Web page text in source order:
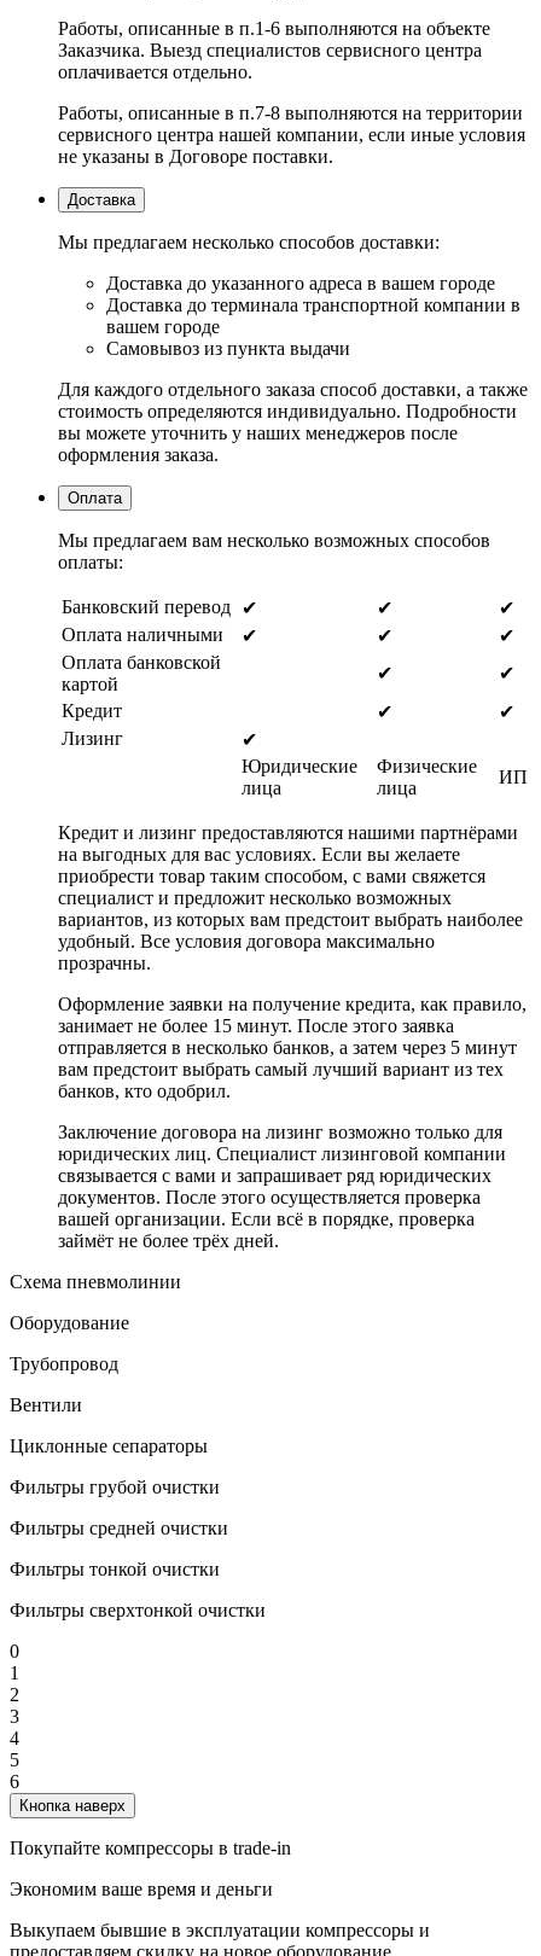
Работы, описанные в п.1-6 выполняются на объекте
Заказчика. Выезд специалистов сервисного центра
оплачивается отдельно.
Работы, описанные в п.7-8 выполняются на территории
сервисного центра нашей компании, если иные условия
не указаны в Договоре поставки.
Доставка
Мы предлагаем несколько способов доставки:
Доставка до указанного адреса в вашем городе
Доставка до терминала транспортной компании в
вашем городе
Самовывоз из пункта выдачи
Для каждого отдельного заказа способ доставки, а также
стоимость определяются индивидуально. Подробности
вы можете уточнить у наших менеджеров после
оформления заказа.
Оплата
Мы предлагаем вам несколько возможных способов
оплаты:
Банковский перевод ✔ ✔
✔
Оплата наличными
✔ ✔
✔
Оплата банковской
картой
✔
✔
Кредит
✔
✔
Лизинг
✔
Юридические
лица
Физические
лица
ИП
Кредит и лизинг предоставляются нашими партнёрами
на выгодных для вас условиях. Если вы желаете
приобрести товар таким способом, с вами свяжется
специалист и предложит несколько возможных
вариантов, из которых вам предстоит выбрать наиболее
удобный. Все условия договора максимально
прозрачны.
Оформление заявки на получение кредита, как правило,
занимает не более 15 минут. После этого заявка
отправляется в несколько банков, а затем через 5 минут
вам предстоит выбрать самый лучший вариант из тех
банков, кто одобрил.
Заключение договора на лизинг возможно только для
юридических лиц. Специалист лизинговой компании
связывается с вами и запрашивает ряд юридических
документов. После этого осуществляется проверка
вашей организации. Если всё в порядке, проверка
займёт не более трёх дней.
Схема пневмолинии
Оборудование
Трубопровод
Вентили
Циклонные сепараторы
Фильтры грубой очистки
Фильтры средней очистки
Фильтры тонкой очистки
Фильтры сверхтонкой очистки
0
1
2
3
4
5
6
Кнопка наверх
Покупайте компрессоры в trade-in
Экономим ваше время и деньги
Выкупаем бывшие в эксплуатации компрессоры и
предоставляем скидку на новое оборудование